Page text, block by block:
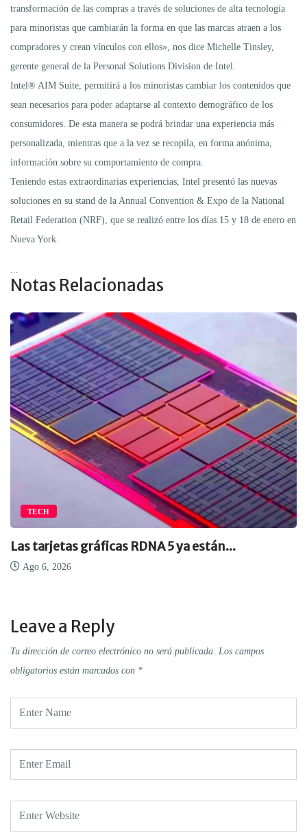
transformación de las compras a través de soluciones de alta tecnología
para minoristas que cambiarán la forma en que las marcas atraen a los
compradores y crean vínculos con ellos», nos dice Michelle Tinsley,
gerente general de la Personal Solutions Division de Intel.
Intel® AIM Suite, permitirá a los minoristas cambiar los contenidos que
sean necesarios para poder adaptarse al contexto demográfico de los
consumidores. De esta manera se podrá brindar una experiencia más
personalizada, mientras que a la vez se recopila, en forma anónima,
información sobre su comportamiento de compra.
Teniendo estas extraordinarias experiencias, Intel presentó las nuevas
soluciones en su stand de la Annual Convention & Expo de la National
Retail Federation (NRF), que se realizó entre los días 15 y 18 de enero en
Nueva York.
Notas Relacionadas
TECH
Las tarjetas gráficas RDNA 5 ya están...
Ago 6, 2026
Leave a Reply
Tu dirección de correo electrónico no será publicada. Los campos
obligatorios están marcados con *